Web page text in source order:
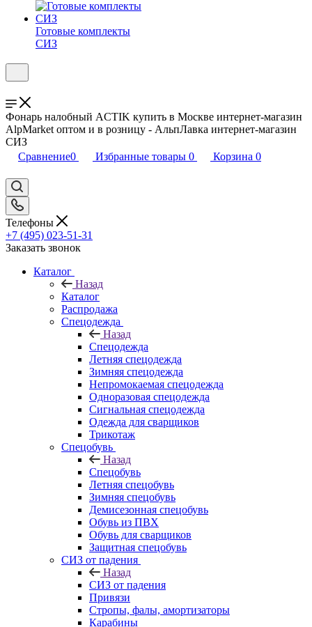
Готовые комплекты
СИЗ
Фонарь налобный ACTIK купить в Москве интернет-магазин
AlpMarket оптом и в розницу - АльпЛавка интернет-магазин
СИЗ
Сравнение0 Избранные товары 0 Корзина 0
Телефоны
+7 (495) 023-51-31
Заказать звонок
Каталог
Назад
Каталог
Распродажа
Спецодежда
Назад
Спецодежда
Летняя спецодежда
Зимняя спецодежда
Непромокаемая спецодежда
Одноразовая спецодежда
Сигнальная спецодежда
Одежда для сварщиков
Трикотаж
Спецобувь
Назад
Спецобувь
Летняя спецобувь
Зимняя спецобувь
Демисезонная спецобувь
Обувь из ПВХ
Обувь для сварщиков
Защитная спецобувь
СИЗ от падения
Назад
СИЗ от падения
Привязи
Стропы, фалы, амортизаторы
Карабины